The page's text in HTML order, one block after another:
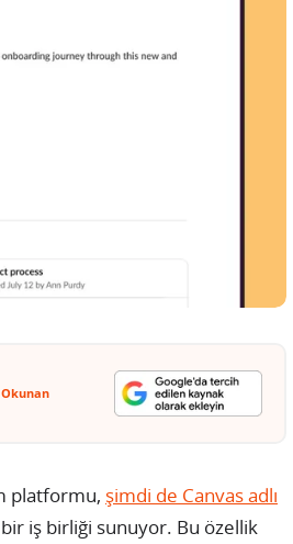
platformu, şimdi de Canvas adlı
bir iş birliği sunuyor. Bu özellik